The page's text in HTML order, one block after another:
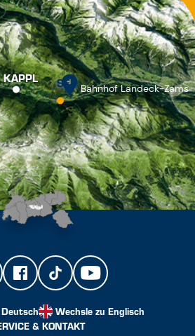
KAPPL SEE Bahnhof Landeck-Zams
Wechsle zu Englisch
& KONTAKT